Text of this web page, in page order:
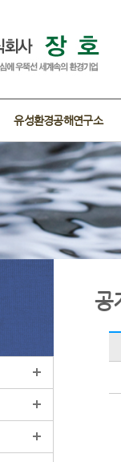
유성환경공해연구소
공